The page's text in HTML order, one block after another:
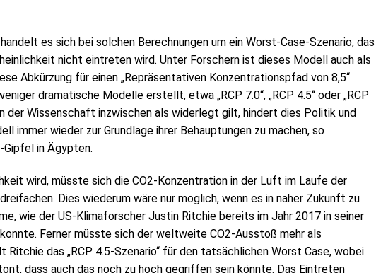
es sich bei solchen Berechnungen um ein Worst-Case-Szenario, das
nicht eintreten wird. Unter Forschern ist dieses Modell auch als
Abkürzung für einen „Repräsentativen Konzentrationspfad von 8,5“
dramatische Modelle erstellt, etwa „RCP 7.0“, „RCP 4.5“ oder „RCP
in der Wissenschaft inzwischen als widerlegt gilt, hindert dies Politik und
immer wieder zur Grundlage ihrer Behauptungen zu machen, so
Gipfel in Ägypten.
wird, müsste sich die CO2-Konzentration in der Luft im Laufe der
Dies wiederum wäre nur möglich, wenn es in naher Zukunft zu
wie der US-Klimaforscher Justin Ritchie bereits im Jahr 2017 in seiner
Ferner müsste sich der weltweite CO2-Ausstoß mehr als
das „RCP 4.5-Szenario“ für den tatsächlichen Worst Case, wobei
dass auch das noch zu hoch gegriffen sein könnte. Das Eintreten